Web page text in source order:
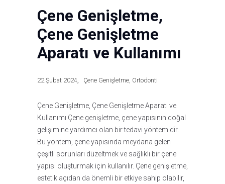
Çene Genişletme,
Çene Genişletme
Aparatı ve Kullanımı
22 Şubat 2024 Çene Genişletme, Ortodonti
Çene Genişletme, Çene Genişletme Aparatı ve
Kullanımı Çene genişletme, çene yapısının doğal
gelişimine yardımcı olan bir tedavi yöntemidir.
Bu yöntem, çene yapısında meydana gelen
çeşitli sorunları düzeltmek ve sağlıklı bir çene
yapısı oluşturmak için kullanılır. Çene genişletme,
estetik açıdan da önemli bir etkiye sahip olabilir,